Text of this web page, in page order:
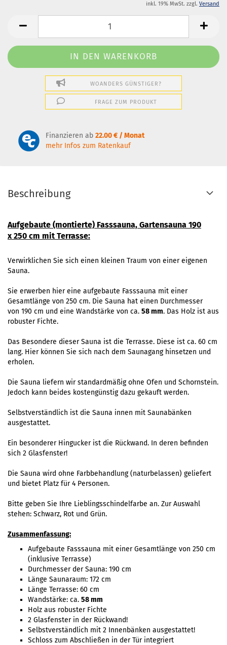
inkl. 19% MwSt. zzgl. Versand
WOANDERS GÜNSTIGER?
FRAGE ZUM PRODUKT
Finanzieren ab 22.00 € / Monat
mehr Infos zum Ratenkauf
Beschreibung
Aufgebaute (montierte) Fasssauna, Gartensauna 190
x 250 cm mit Terrasse:
Verwirklichen Sie sich einen kleinen Traum von einer eigenen
Sauna.
Sie erwerben hier eine aufgebaute Fasssauna mit einer
Gesamtlänge von 250 cm. Die Sauna hat einen Durchmesser
von 190 cm und eine Wandstärke von ca. 58 mm. Das Holz ist aus
robuster Fichte.
Das Besondere dieser Sauna ist die Terrasse. Diese ist ca. 60 cm
lang. Hier können Sie sich nach dem Saunagang hinsetzen und
erholen.
Die Sauna liefern wir standardmäßig ohne Ofen und Schornstein.
Jedoch kann beides kostengünstig dazu gekauft werden.
Selbstverständlich ist die Sauna innen mit Saunabänken
ausgestattet.
Ein besonderer Hingucker ist die Rückwand. In deren befinden
sich 2 Glasfenster!
Die Sauna wird ohne Farbbehandlung (naturbelassen) geliefert
und bietet Platz für 4 Personen.
Bitte geben Sie Ihre Lieblingsschindelfarbe an. Zur Auswahl
stehen: Schwarz, Rot und Grün.
Zusammenfassung:
Aufgebaute Fasssauna mit einer Gesamtlänge von 250 cm
(inklusive Terrasse)
Durchmesser der Sauna: 190 cm
Länge Saunaraum: 172 cm
Länge Terrasse: 60 cm
Wandstärke: ca. 58 mm
Holz aus robuster Fichte
2 Glasfenster in der Rückwand!
Selbstverständlich mit 2 Innenbänken ausgestattet!
Schloss zum Abschließen in der Tür integriert